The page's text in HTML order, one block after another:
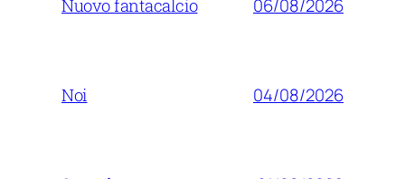
Nuovo fantacalcio 06/08/2026
Noi 04/08/2026